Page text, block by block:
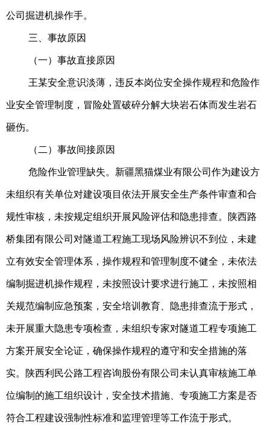
公司掘进机操作手。
三、事故原因
（一）事故直接原因
王某安全意识淡薄，违反本岗位安全操作规程和危险作
业安全管理制度，冒险处置破碎分解大块岩石体而发生岩石
砸伤。
（二）事故间接原因
危险作业管理缺失。新疆黑猫煤业有限公司作为建设方
未组织有关单位对建设项目依法开展安全生产条件审查和合
规性审核，未按规定组织开展风险评估和隐患排查。陕西路
桥集团有限公司对隧道工程施工现场风险辨识不到位，未建
立有效安全管理体系，操作规程和管理制度不健全，未依法
编制掘进机操作规程，未按照设计要求进行施工，未按照相
关规范编制应急预案，安全培训教育、隐患排查流于形式，
未开展重大隐患专项检查，未组织专家对隧道工程专项施工
方案开展安全论证，确保操作规程的遵守和安全措施的落
实。陕西利民公路工程咨询股份有限公司未认真审核施工单
位编制的施工组织设计，安全技术措施、专项施工方案是否
符合工程建设强制性标准和监理管理等工作流于形式。